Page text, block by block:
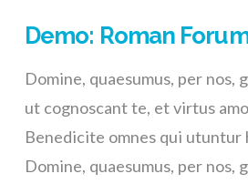
Demo: Roman
Domine, quaesumus, per nos,
ut cognoscant te, et virtus
Benedicite omnes qui utuntur
Domine, quaesumus, per nos,